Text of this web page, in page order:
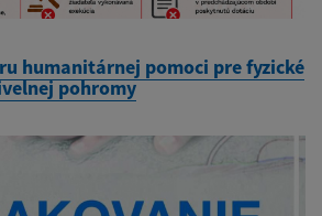
humanitárnej pomoci pre fyzické
pohromy